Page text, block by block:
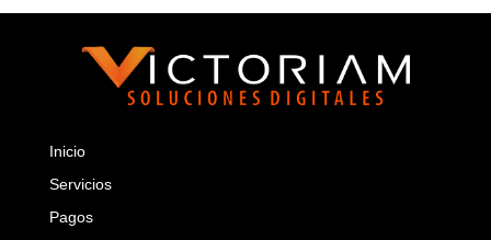
Inicio
Servicios
Pagos